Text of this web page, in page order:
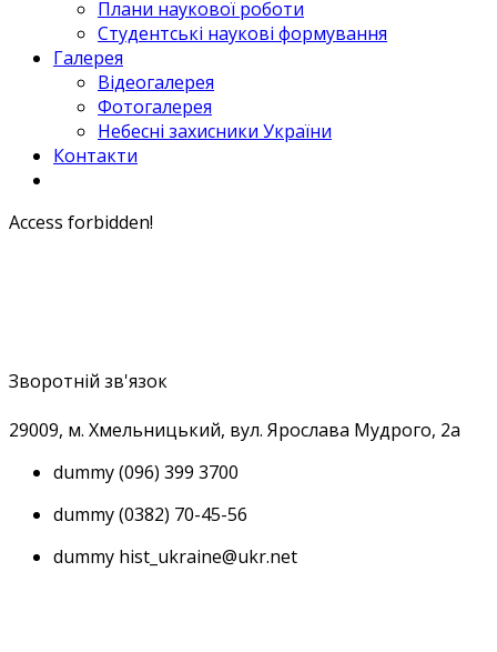
Плани наукової роботи
Студентські наукові формування
Галерея
Відеогалерея
Фотогалерея
Небесні захисники України
Контакти
Access forbidden!
Зворотній зв'язок
29009, м. Хмельницький, вул. Ярослава Мудрого, 2а
dummy(096) 399 3700
dummy(0382) 70-45-56
dummy hist_ukraine@ukr.net